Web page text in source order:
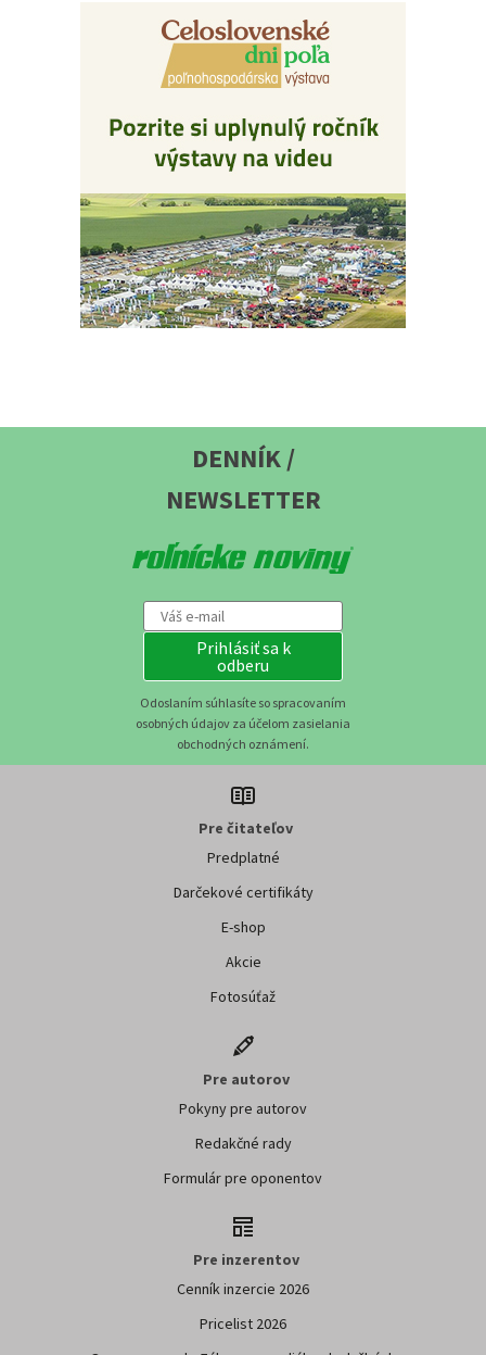
DENNÍK /
NEWSLETTER
Prihlásiť sa k
odberu
Odoslaním súhlasíte so spracovaním
osobných údajov za účelom zasielania
obchodných oznámení.
Pre čitateľov
Predplatné
Darčekové certifikáty
E-shop
Akcie
Fotosúťaž
Pre autorov
Pokyny pre autorov
Redakčné rady
Formulár pre oponentov
Pre inzerentov
Cenník inzercie 2026
Pricelist 2026